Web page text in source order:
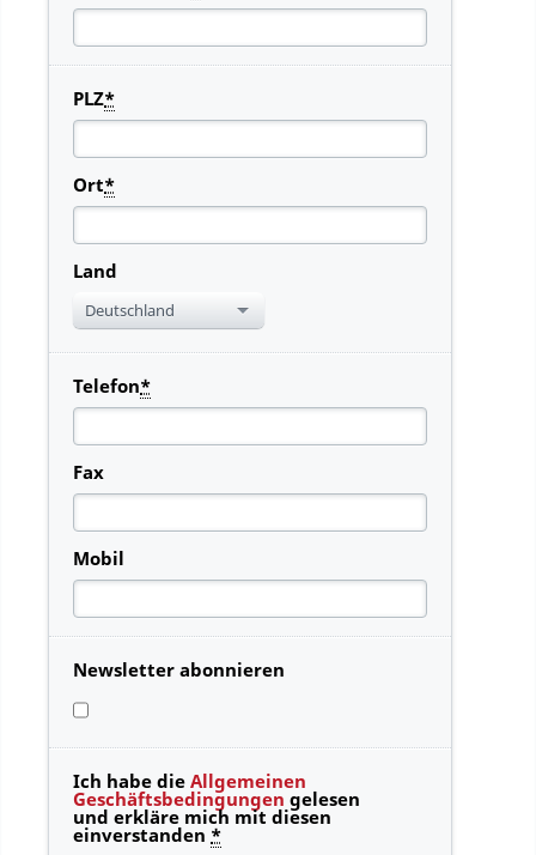
PLZ*
Ort*
Land
Deutschland
Telefon*
Fax
Mobil
Newsletter abonnieren
Ich habe die Allgemeinen
Geschäftsbedingungen gelesen
und erkläre mich mit diesen
einverstanden *